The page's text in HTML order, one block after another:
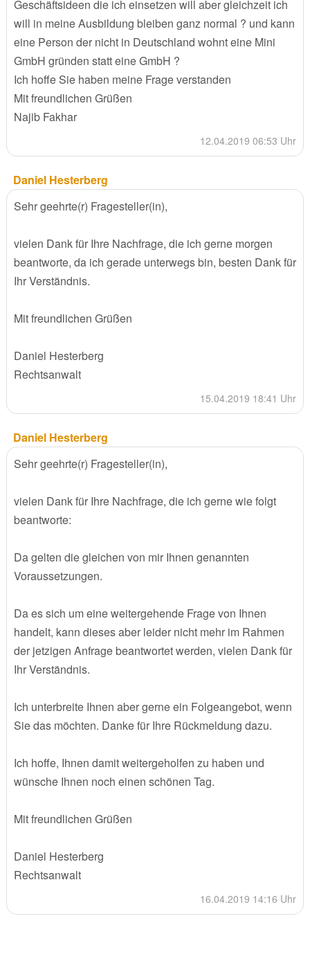
Geschäftsideen die ich einsetzen will aber gleichzeit ich
will in meine Ausbildung bleiben ganz normal ? und kann
eine Person der nicht in Deutschland wohnt eine Mini
GmbH gründen statt eine GmbH ?
Ich hoffe Sie haben meine Frage verstanden
Mit freundlichen Grüßen
Najib Fakhar
12.04.2019 06:53 Uhr
Daniel Hesterberg
Sehr geehrte(r) Fragesteller(in),
vielen Dank für Ihre Nachfrage, die ich gerne morgen
beantworte, da ich gerade unterwegs bin, besten Dank für
Ihr Verständnis.
Mit freundlichen Grüßen
Daniel Hesterberg
Rechtsanwalt
15.04.2019 18:41 Uhr
Daniel Hesterberg
Sehr geehrte(r) Fragesteller(in),
vielen Dank für Ihre Nachfrage, die ich gerne wie folgt
beantworte:
Da gelten die gleichen von mir Ihnen genannten
Voraussetzungen.
Da es sich um eine weitergehende Frage von Ihnen
handelt, kann dieses aber leider nicht mehr im Rahmen
der jetzigen Anfrage beantwortet werden, vielen Dank für
Ihr Verständnis.
Ich unterbreite Ihnen aber gerne ein Folgeangebot, wenn
Sie das möchten. Danke für Ihre Rückmeldung dazu.
Ich hoffe, Ihnen damit weitergeholfen zu haben und
wünsche Ihnen noch einen schönen Tag.
Mit freundlichen Grüßen
Daniel Hesterberg
Rechtsanwalt
16.04.2019 14:16 Uhr